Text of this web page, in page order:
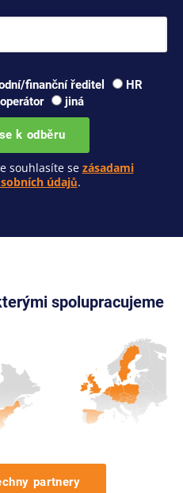
finanční ředitel
HR
operátor jiná
k odběru
souhlasíte se zásadami
údajů.
spolupracujeme
partnery